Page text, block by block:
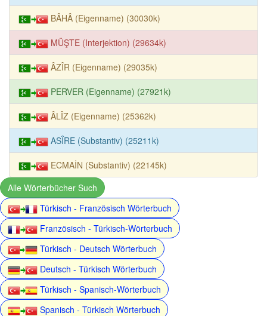
BÂHÂ (Eigenname) (30030k)
MÜŞTE (Interjektion) (29634k)
ÂZÎR (Eigenname) (29035k)
PERVER (Eigenname) (27921k)
ÂLÎZ (Eigenname) (25362k)
ASÎRE (Substantiv) (25211k)
ECMAİN (Substantiv) (22145k)
Alle Wörterbücher Such
Türkisch - Französisch Wörterbuch
Französisch - Türkisch-Wörterbuch
Türkisch - Deutsch Wörterbuch
Deutsch - Türkisch Wörterbuch
Türkisch - Spanisch-Wörterbuch
Spanisch - Türkisch Wörterbuch